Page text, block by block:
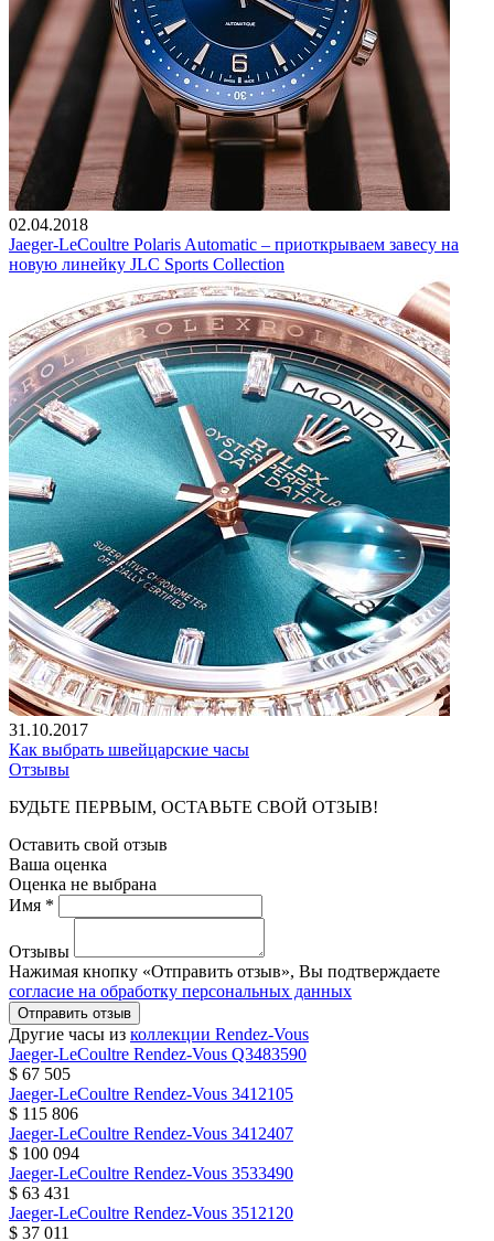
02.04.2018
Jaeger-LeCoultre Polaris Automatic – приоткрываем завесу на
новую линейку JLC Sports Collection
31.10.2017
Как выбрать швейцарские часы
Отзывы
БУДЬТЕ ПЕРВЫМ, ОСТАВЬТЕ СВОЙ ОТЗЫВ!
Оставить свой отзыв
Ваша оценка
Оценка не выбрана
Имя *
Отзывы
Нажимая кнопку «Отправить отзыв», Вы подтверждаете
согласие на обработку персональных данных
Отправить отзыв
Другие часы из коллекции Rendez-Vous
Jaeger-LeCoultre Rendez-Vous Q3483590
$ 67 505
Jaeger-LeCoultre Rendez-Vous 3412105
$ 115 806
Jaeger-LeCoultre Rendez-Vous 3412407
$ 100 094
Jaeger-LeCoultre Rendez-Vous 3533490
$ 63 431
Jaeger-LeCoultre Rendez-Vous 3512120
$ 37 011